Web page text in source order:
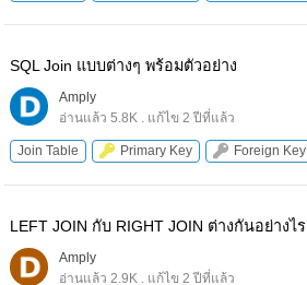
SQL Join แบบต่างๆ พร้อมตัวอย่าง
Amply
อ่านแล้ว 5.8K . แก้ไข 2 ปีที่แล้ว
Join Table Primary Key Foreign Key
LEFT JOIN กับ RIGHT JOIN ต่างกันอย่างไร
Amply
อ่านแล้ว 2.9K . แก้ไข 2 ปีที่แล้ว